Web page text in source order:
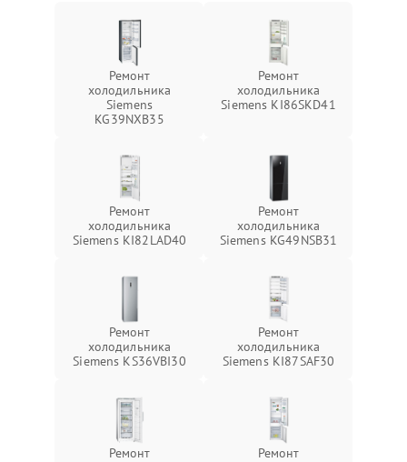
Ремонт
холодильника
Siemens
KG39NXB35
Ремонт
холодильника
Siemens KI86SKD41
Ремонт
холодильника
Siemens KI82LAD40
Ремонт
холодильника
Siemens KG49NSB31
Ремонт
холодильника
Siemens KS36VBI30
Ремонт
холодильника
Siemens KI87SAF30
Ремонт
Ремонт